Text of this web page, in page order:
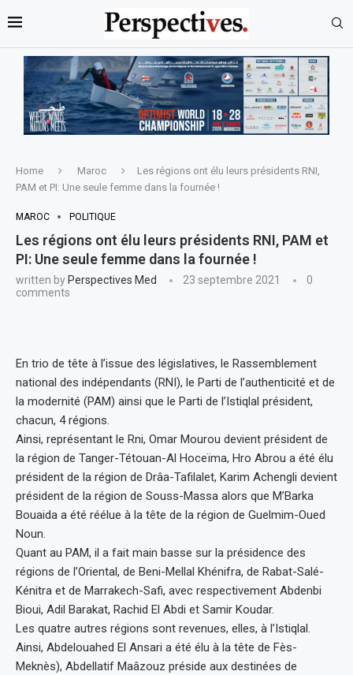
Home Maroc
Les régions ont élu leurs présidents RNI,
PAM et PI: Une seule femme dans la fournée !
MAROC POLITIQUE
Les régions ont élu leurs présidents RNI, PAM et
PI: Une seule femme dans la fournée !
written by Perspectives Med 23 septembre 2021
0
comments
En trio de tête à l’issue des législatives, le Rassemblement
national des indépendants (RNI), le Parti de l’authenticité et de
la modernité (PAM) ainsi que le Parti de l’Istiqlal président,
chacun, 4 régions.
Ainsi, représentant le Rni, Omar Mourou devient président de
la région de Tanger-Tétouan-Al Hoceïma, Hro Abrou a été élu
président de la région de Drâa-Tafilalet, Karim Achengli devient
président de la région de Souss-Massa alors que M’Barka
Bouaida a été réélue à la tête de la région de Guelmim-Oued
Noun.
Quant au PAM, il a fait main basse sur la présidence des
régions de l’Oriental, de Beni-Mellal Khénifra, de Rabat-Salé-
Kénitra et de Marrakech-Safi, avec respectivement Abdenbi
Bioui, Adil Barakat, Rachid El Abdi et Samir Koudar.
Les quatre autres régions sont revenues, elles, à l’Istiqlal.
Ainsi, Abdelouahed El Ansari a été élu à la tête de Fès-
Meknès), Abdellatif Maâzouz préside aux destinées de